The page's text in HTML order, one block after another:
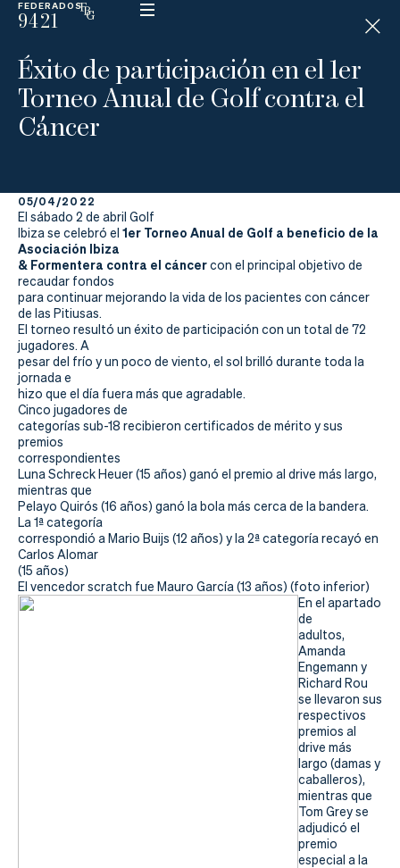
FEDERADOS
9421
ESP
N
D
I
C
A
P
La
Federación
Federarse
Jugar
Aprender
Actualidad
Tienda
Éxito de participación en el 1er
Torneo Anual de Golf contra el
Cáncer
05/04/2022
El sábado 2 de abril Golf
Ibiza se celebró el 1er Torneo Anual de Golf a beneficio de la
Asociación Ibiza
& Formentera contra el cáncercon el principal objetivo de
recaudar fondos
para continuar mejorando la vida de los pacientes con cáncer
de las Pitiusas.
El torneo resultó un éxito de participación con un total de 72
jugadores. A
pesar del frío y un poco de viento, el sol brilló durante toda la
jornada e
hizo que el día fuera más que agradable.
Cinco jugadores de
categorías sub-18 recibieron certificados de mérito y sus
premios
correspondientes
Luna Schreck Heuer (15 años) ganó el premio al drive más largo,
mientras que
Pelayo Quirós (16 años) ganó la bola más cerca de la bandera.
La 1ª categoría
correspondió a Mario Buijs (12 años) y la 2ª categoría recayó en
Carlos Alomar
(15 años)
El vencedor scratch fue Mauro García (13 años) (foto inferior)
En el apartado
de
adultos,
Amanda
Engemann y
Richard Rou
se llevaron sus
respectivos
premios al
drive más
largo (damas y
caballeros),
mientras que
Tom Grey se
adjudicó el
premio
especial a la